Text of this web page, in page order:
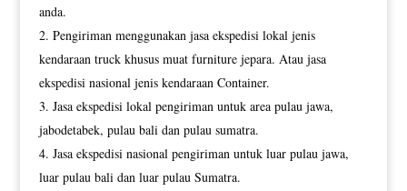
anda.
Pengiriman menggunakan jasa ekspedisi lokal jenis
kendaraan truck khusus muat furniture jepara. Atau jasa
ekspedisi nasional jenis kendaraan Container.
Jasa ekspedisi lokal pengiriman untuk area pulau jawa,
jabodetabek, pulau bali dan pulau sumatra.
Jasa ekspedisi nasional pengiriman untuk luar pulau jawa,
luar pulau bali dan luar pulau Sumatra.